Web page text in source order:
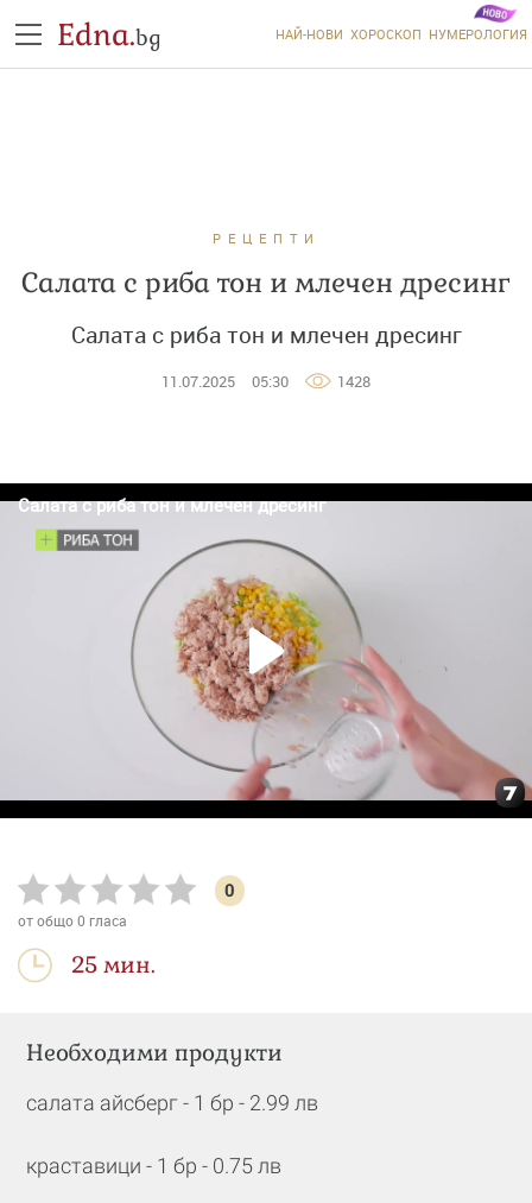
Edna.bg НАЙ-НОВИ ХОРОСКОП НУМЕРОЛОГИЯ
РЕЦЕПТИ
Салата с риба тон и млечен дресинг
Салата с риба тон и млечен дресинг
11.07.2025 05:30 1428
0
от общо0 гласа
25 мин.
Необходими продукти
салата айсберг - 1 бр - 2.99 лв
краставици - 1 бр - 0.75 лв